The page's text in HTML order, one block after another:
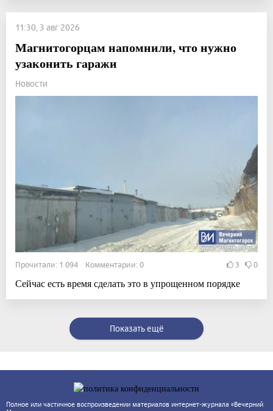
11:30, 3 авг 2026
Магнитогорцам напомнили, что нужно
узаконить гаражи
Новости
Прочитали: 1 094 Комментарии: 0 3 0
Сейчас есть время сделать это в упрощенном порядке
Показать ещё
Полное или частичное воспроизведении материалов интернет-журнала «Вечерний